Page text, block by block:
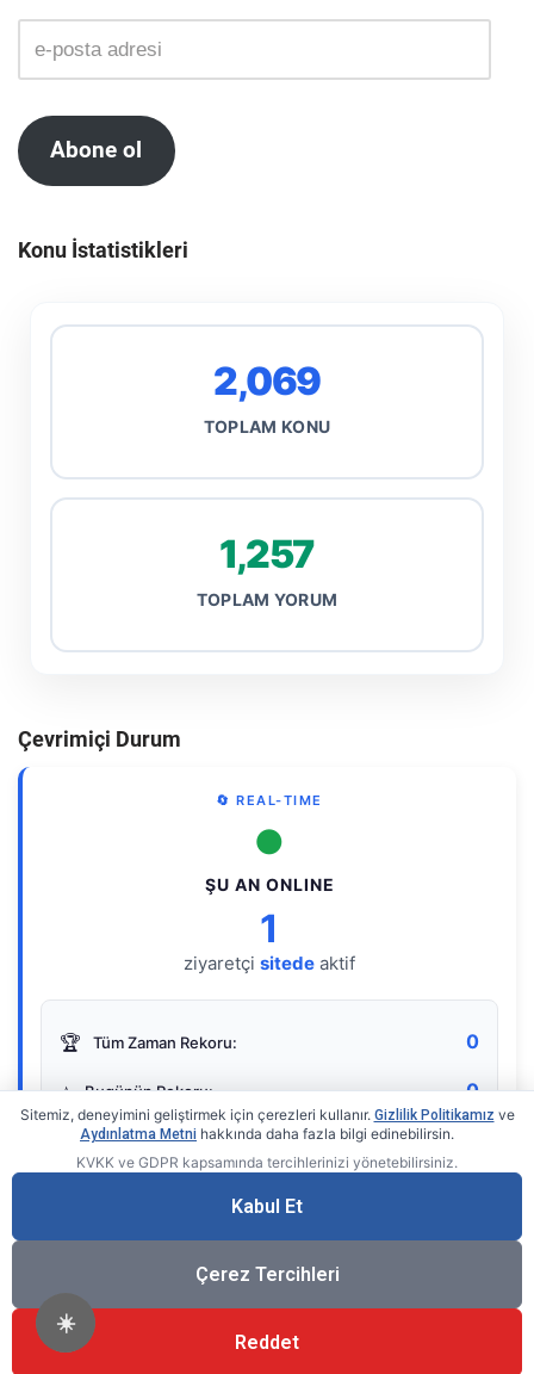
☀️
Abone ol
Konu İstatistikleri
2,069
TOPLAM KONU
1,257
TOPLAM YORUM
Çevrimiçi Durum
🔄 REAL-TIME
●
ŞU AN ONLINE
1
ziyaretçi sitede aktif
🏆 Tüm Zaman Rekoru: 0
⭐ Bugünün Rekoru: 0
Gerçek zamanlı sayaç
Sitemiz, deneyimini geliştirmek için çerezleri kullanır. Gizlilik Politikamız ve
Aydınlatma Metni hakkında daha fazla bilgi edinebilirsin.
KVKK ve GDPR kapsamında tercihlerinizi yönetebilirsiniz.
Kabul Et
Çerez Tercihleri
Reddet